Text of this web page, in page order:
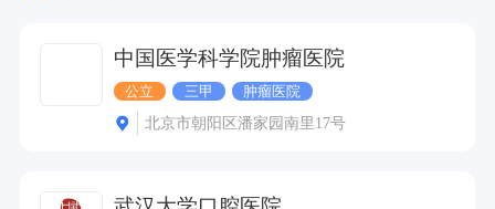
中国医学科学院肿瘤医院
公立 三甲 肿瘤医院
北京市朝阳区潘家园南里17号